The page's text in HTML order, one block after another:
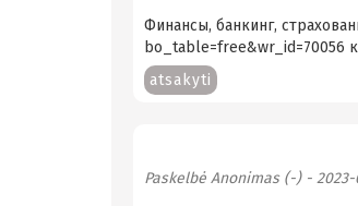
Финансы, банкинг,
bo_table=free&wr_id=70056
atsakyti
Paskelbė Anonimas (-)- 2023-